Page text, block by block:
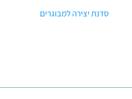
סדנת יצירה למבוגרים